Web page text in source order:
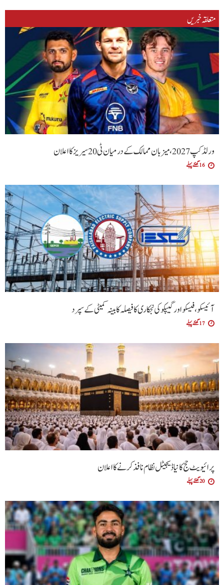
متعلقہ خبریں
ورلڈ کپ 2027، میزبان ممالک کے درمیان ٹی20 سیریز کا اعلان
16 گھنٹے پہلے
آئیسکو، فیسکو اور گیپکو کی نجکاری کا فیصلہ کابینہ کمیٹی کے سپرد
17 گھنٹے پہلے
پرائیویٹ حج کا نیا ڈیجیٹل نظام نافذ کرنے کا اعلان
20 گھنٹے پہلے